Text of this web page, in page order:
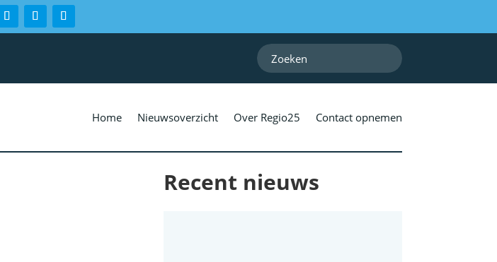
Home Nieuwsoverzicht Over Regio25 Contact opnemen
Recent nieuws